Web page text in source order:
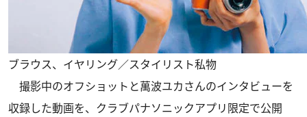
ブラウス、イヤリング／スタイリスト私物
撮影中のオフショットと萬波ユカさんのインタビューを
収録した動画を、クラブパナソニックアプリ限定で公開